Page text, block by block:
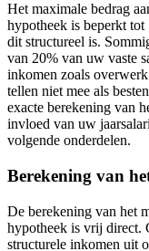
Het maximale bedrag
hypotheek is beperkt
dit structureel is.
van 20% van uw vaste
inkomen zoals
tellen niet mee als
exacte berekening van
invloed van uw
volgende onderdelen.
Berekening van
De berekening van het
hypotheek is vrij direct.
structurele inkomen uit